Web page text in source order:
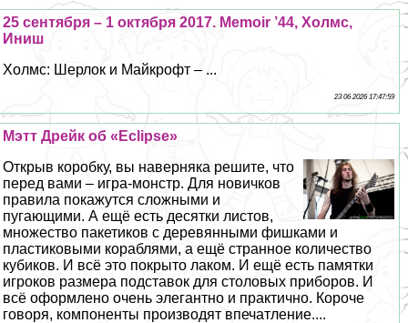
25 сентября – 1 октября 2017. Memoir ’44, Холмс,
Иниш
Холмс: Шерлок и Майкрофт – ...
23 06 2026 17:47:59
Мэтт Дрейк об «Eclipse»
Открыв коробку, вы наверняка решите, что
перед вами – игра-монстр. Для новичков
правила покажутся сложными и
пугающими. А ещё есть десятки листов,
множество пакетиков с деревянными фишками и
пластиковыми кораблями, а ещё странное количество
кубиков. И всё это покрыто лаком. И ещё есть памятки
игроков размера подставок для столовых приборов. И
всё оформлено очень элегантно и пpaктично. Короче
говоря, компоненты производят впечатление....